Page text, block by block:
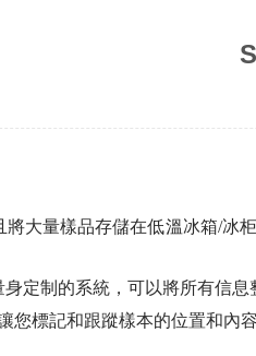
大量樣品存儲在低溫冰箱/冰
定制的系統，可以將所有信
您標記和跟蹤樣本的位置和內